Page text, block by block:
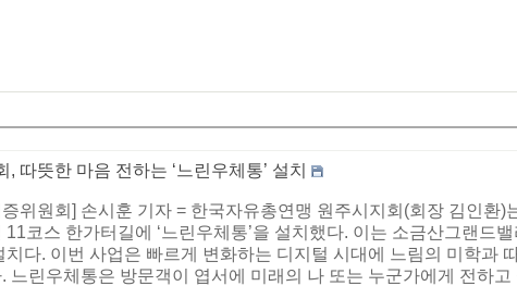
따뜻한 마음 전하는 ‘느린우체통’ 설치
위원회] 손시훈 기자 = 한국자유총연맹 원주시지회(회장 김인환)
코스 한가터길에 ‘느린우체통’을 설치했다. 이는 소금산그랜드
다. 이번 사업은 빠르게 변화하는 디지털 시대에 느림의 미학과
느린우체통은 방문객이 엽서에 미래의 나 또는 누군가에게 전하고